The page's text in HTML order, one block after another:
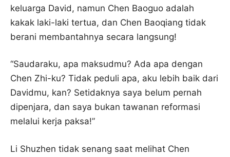
keluarga David, namun Chen Baoguo adalah
kakak laki-laki tertua, dan Chen Baoqiang tidak
berani membantahnya secara langsung!
“Saudaraku, apa maksudmu? Ada apa dengan
Chen Zhi-ku? Tidak peduli apa, aku lebih baik dari
Davidmu, kan? Setidaknya saya belum pernah
dipenjara, dan saya bukan tawanan reformasi
melalui kerja paksa!”
Li Shuzhen tidak senang saat melihat Chen